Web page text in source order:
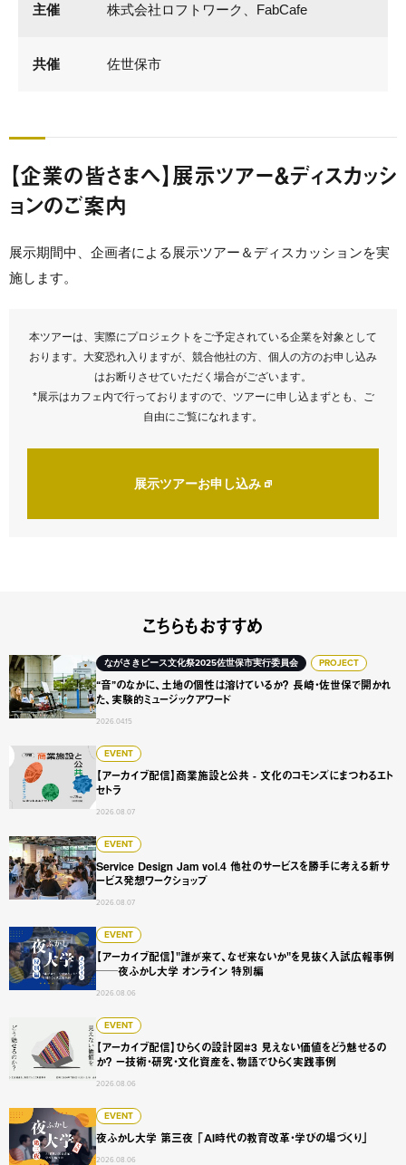
主催 株式会社ロフトワーク、FabCafe
共催 佐世保市
【企業の皆さまへ】展示ツアー＆ディスカッシ
ョンのご案内
展示期間中、企画者による展示ツアー＆ディスカッションを実
施します。
本ツアーは、実際にプロジェクトをご予定されている企業を対象として
おります。大変恐れ入りますが、競合他社の方、個人の方のお申し込み
はお断りさせていただく場合がございます。
*展示はカフェ内で行っておりますので、ツアーに申し込まずとも、ご
自由にご覧になれます。
展示ツアーお申し込み
こちらもおすすめ
ながさきピース文化祭2025佐世保市実行委員会 PROJECT
“音”のなかに、土地の個性は溶けているか？ 長崎・佐世保で開かれ
た、実験的ミュージックアワード
2026.04.15
“音”のなかに、土地の個性は溶けているか？ 長崎・佐世保
EVENT
【アーカイブ配信】商業施設と公共 - 文化のコモンズにまつわるエト
セトラ
2026.08.07
【アーカイブ配信】商業施設と公共 - 文化のコモンズにまつ
EVENT
Service Design Jam vol.4 他社のサービスを勝手に考える新サ
ービス発想ワークショップ
2026.08.07
Service Design Jam vol.4 他社のサービスを勝手に考える
EVENT
【アーカイブ配信】"誰が来て、なぜ来ないか"を見抜く入試広報事例
──夜ふかし大学 オンライン 特別編
2026.08.06
【アーカイブ配信】"誰が来て、なぜ来ないか"を見抜く入
EVENT
【アーカイブ配信】ひらくの設計図#3 見えない価値をどう魅せるの
か？ ー技術・研究・文化資産を、物語でひらく実践事例
2026.08.06
【アーカイブ配信】ひらくの設計図#3 見えない価値をどう
EVENT
夜ふかし大学 第三夜 「AI時代の教育改革・学びの場づくり」
2026.08.06
夜ふかし大学 第三夜 「AI時代の教育改革・学びの場づくり」